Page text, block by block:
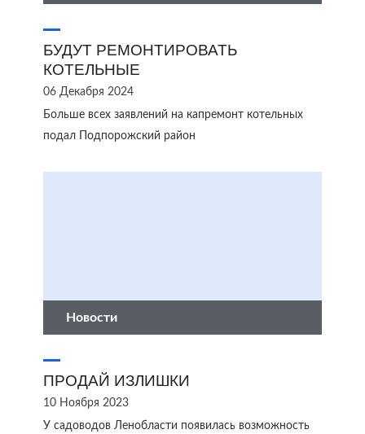
БУДУТ РЕМОНТИРОВАТЬ
КОТЕЛЬНЫЕ
06 Декабря 2024
Больше всех заявлений на капремонт котельных
подал Подпорожский район
Новости
ПРОДАЙ ИЗЛИШКИ
10 Ноября 2023
У садоводов Ленобласти появилась возможность